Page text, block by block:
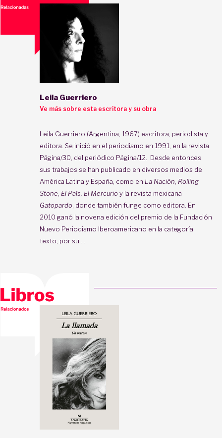
Leila Guerriero
Ve más sobre esta escritora y su obra
Leila Guerriero (Argentina, 1967) escritora, periodista y
editora. Se inició en el periodismo en 1991, en la revista
Página/30, del periódico Página/12. Desde entonces
sus trabajos se han publicado en diversos medios de
América Latina y España, como en La Nación Rolling
Stone El País, El Mercurioy la revista mexicana
Gatopardo , donde también funge como editora. En
2010 ganó la novena edición del premio de la Fundación
Nuevo Periodismo Iberoamericano en la categoría
texto, por su ...